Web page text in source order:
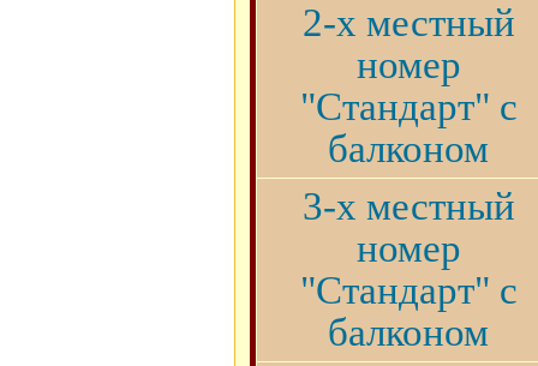
2-х местный
номер
"Стандарт" с
балконом
3-х местный
номер
"Стандарт" с
балконом